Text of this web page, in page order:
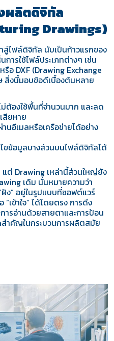
ผลิตดิจิทัล
Drawings)
สู่ไฟล์ดิจิทัล นับเป็นก้าวแรกของ
ารใช้ไฟล์ประเภทต่างๆ เช่น
รือ DXF (Drawing Exchange
สิ่งนี้มอบข้อดีเบื้องต้นหลาย
ต้องใช้พื้นที่จำนวนมาก และลด
สียหาย
นอีเมลหรือเครือข่ายได้อย่าง
ขข้อมูลบางส่วนบนไฟล์ดิจิทัลได้
แต่ Drawing เหล่านี้ส่วนใหญ่ยัง
เดิม นั่นหมายความว่า
ง” อยู่ในรูปแบบที่ซอฟต์แวร์
เข้าใจ” ได้โดยตรง การดึง
ารอ่านด้วยสายตาและการป้อน
ำคัญในกระบวนการผลิตสมัย